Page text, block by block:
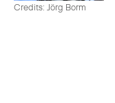
Credits: Jörg Borm